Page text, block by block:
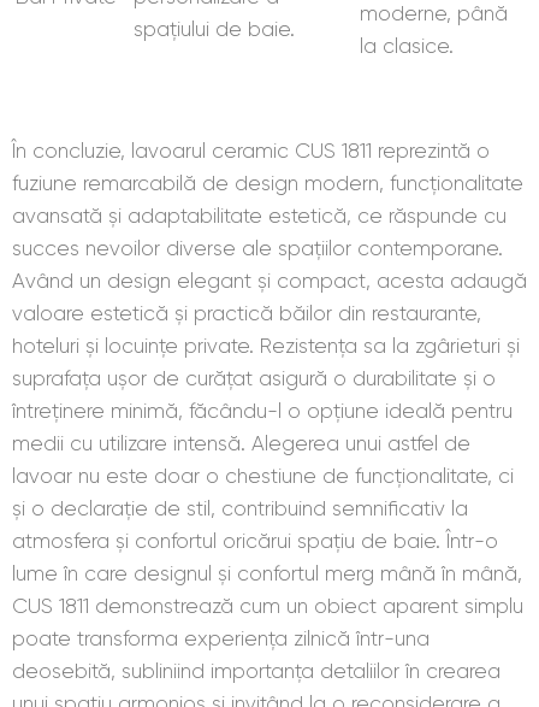
spațiului de baie.
moderne, până
la clasice.
În concluzie, lavoarul ceramic CUS 1811 reprezintă o
fuziune remarcabilă de design modern, funcționalitate
avansată și adaptabilitate estetică, ce răspunde cu
succes nevoilor diverse ale spațiilor contemporane.
Având un design elegant și compact, acesta adaugă
valoare estetică și practică băilor din restaurante,
hoteluri și locuințe private. Rezistența sa la zgârieturi și
suprafața ușor de curățat asigură o durabilitate și o
întreținere minimă, făcându-l o opțiune ideală pentru
medii cu utilizare intensă. Alegerea unui astfel de
lavoar nu este doar o chestiune de funcționalitate, ci
și o declarație de stil, contribuind semnificativ la
atmosfera și confortul oricărui spațiu de baie. Într-o
lume în care designul și confortul merg mână în mână,
CUS 1811 demonstrează cum un obiect aparent simplu
poate transforma experiența zilnică într-una
deosebită, subliniind importanța detaliilor în crearea